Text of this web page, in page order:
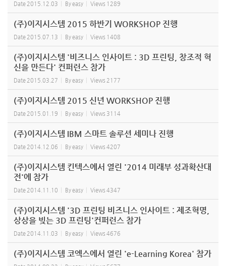
Date 2015.12.03 Byeasy Views 1289
(주)이지시스템 2015 하반기 WORKSHOP 진행
Date 2015.07.13 Byeasy Views 1408
(주)이지시스템 '비즈니스 인사이트 : 3D 프린팅, 창조적 혁
신을 만든다' 컨퍼런스 참가
Date 2015.03.27 Byeasy Views 2177
(주)이지시스템 2015 신년 WORKSHOP 진행
Date 2015.01.19 Byeasy Views 3114
(주)이지시스템 IBM 스마트 솔루션 세미나 진행
Date 2014.12.06 Byeasy Views 4207
(주)이지시스템 킨텍스에서 열린 '2014 미래부 성과확산대
전'에 참가
Date 2014.11.10 Byeasy Views 4347
(주)이지시스템 '3D 프린팅 비즈니스 인사이트 : 제조혁명,
상상을 빚는 3D 프린팅'컨퍼런스 참가
Date 2014.11.03 Byeasy Views 4676
(주)이지시스템 코엑스에서 열린 'e-Learning Korea' 참가